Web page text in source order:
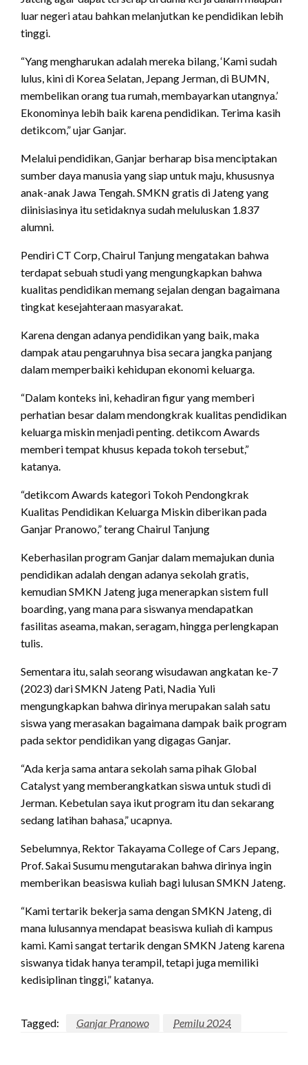
luar negeri atau bahkan melanjutkan ke pendidikan lebih
tinggi.
“Yang mengharukan adalah mereka bilang, ‘Kami sudah
lulus, kini di Korea Selatan, Jepang Jerman, di BUMN,
membelikan orang tua rumah, membayarkan utangnya.’
Ekonominya lebih baik karena pendidikan. Terima kasih
detikcom,” ujar Ganjar.
Melalui pendidikan, Ganjar berharap bisa menciptakan
sumber daya manusia yang siap untuk maju, khususnya
anak-anak Jawa Tengah. SMKN gratis di Jateng yang
diinisiasinya itu setidaknya sudah meluluskan 1.837
alumni.
Pendiri CT Corp, Chairul Tanjung mengatakan bahwa
terdapat sebuah studi yang mengungkapkan bahwa
kualitas pendidikan memang sejalan dengan bagaimana
tingkat kesejahteraan masyarakat.
Karena dengan adanya pendidikan yang baik, maka
dampak atau pengaruhnya bisa secara jangka panjang
dalam memperbaiki kehidupan ekonomi keluarga.
“Dalam konteks ini, kehadiran figur yang memberi
perhatian besar dalam mendongkrak kualitas pendidikan
keluarga miskin menjadi penting. detikcom Awards
memberi tempat khusus kepada tokoh tersebut,”
katanya.
“detikcom Awards kategori Tokoh Pendongkrak
Kualitas Pendidikan Keluarga Miskin diberikan pada
Ganjar Pranowo,” terang Chairul Tanjung
Keberhasilan program Ganjar dalam memajukan dunia
pendidikan adalah dengan adanya sekolah gratis,
kemudian SMKN Jateng juga menerapkan sistem full
boarding, yang mana para siswanya mendapatkan
fasilitas aseama, makan, seragam, hingga perlengkapan
tulis.
Sementara itu, salah seorang wisudawan angkatan ke-7
(2023) dari SMKN Jateng Pati, Nadia Yuli
mengungkapkan bahwa dirinya merupakan salah satu
siswa yang merasakan bagaimana dampak baik program
pada sektor pendidikan yang digagas Ganjar.
“Ada kerja sama antara sekolah sama pihak Global
Catalyst yang memberangkatkan siswa untuk studi di
Jerman. Kebetulan saya ikut program itu dan sekarang
sedang latihan bahasa,” ucapnya.
Sebelumnya, Rektor Takayama College of Cars Jepang,
Prof. Sakai Susumu mengutarakan bahwa dirinya ingin
memberikan beasiswa kuliah bagi lulusan SMKN Jateng.
“Kami tertarik bekerja sama dengan SMKN Jateng, di
mana lulusannya mendapat beasiswa kuliah di kampus
kami. Kami sangat tertarik dengan SMKN Jateng karena
siswanya tidak hanya terampil, tetapi juga memiliki
kedisiplinan tinggi,” katanya.
Tagged: Ganjar Pranowo Pemilu 2024